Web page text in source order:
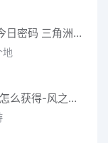
三角洲行动6月18日今日密码 三角洲行动2026年6月18今日摩斯密码分享
地
风之国世界次元宝珠怎么获得-风之国世界次元宝珠获取方法介绍